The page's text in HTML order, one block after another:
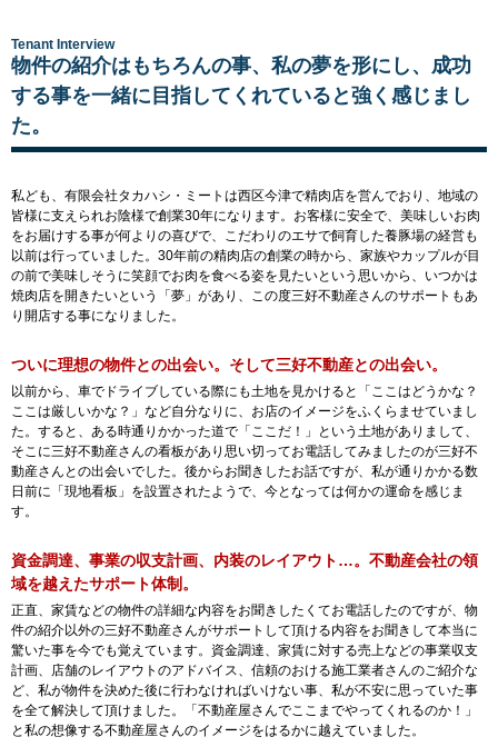
Tenant Interview
物件の紹介はもちろんの事、私の夢を形にし、成功
する事を一緒に目指してくれていると強く感じまし
た。
私ども、有限会社タカハシ・ミートは西区今津で精肉店を営んでおり、地域の
皆様に支えられお陰様で創業30年になります。お客様に安全で、美味しいお肉
をお届けする事が何よりの喜びで、こだわりのエサで飼育した養豚場の経営も
以前は行っていました。30年前の精肉店の創業の時から、家族やカップルが目
の前で美味しそうに笑顔でお肉を食べる姿を見たいという思いから、いつかは
焼肉店を開きたいという「夢」があり、この度三好不動産さんのサポートもあ
り開店する事になりました。
ついに理想の物件との出会い。そして三好不動産との出会い。
以前から、車でドライブしている際にも土地を見かけると「ここはどうかな？
ここは厳しいかな？」など自分なりに、お店のイメージをふくらませていまし
た。すると、ある時通りかかった道で「ここだ！」という土地がありまして、
そこに三好不動産さんの看板があり思い切ってお電話してみましたのが三好不
動産さんとの出会いでした。後からお聞きしたお話ですが、私が通りかかる数
日前に「現地看板」を設置されたようで、今となっては何かの運命を感じま
す。
資金調達、事業の収支計画、内装のレイアウト…。不動産会社の領
域を越えたサポート体制。
正直、家賃などの物件の詳細な内容をお聞きしたくてお電話したのですが、物
件の紹介以外の三好不動産さんがサポートして頂ける内容をお聞きして本当に
驚いた事を今でも覚えています。資金調達、家賃に対する売上などの事業収支
計画、店舗のレイアウトのアドバイス、信頼のおける施工業者さんのご紹介な
ど、私が物件を決めた後に行わなければいけない事、私が不安に思っていた事
を全て解決して頂けました。「不動産屋さんでここまでやってくれるのか！」
と私の想像する不動産屋さんのイメージをはるかに越えていました。